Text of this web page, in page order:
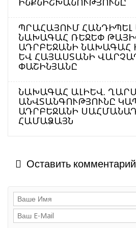
ՊՐԱՀԱՅՈՒՄ ՀԱՆԴԻՊԵԼ
ՆԱԽԱԳԱՀ ՌԵՋԵՓ
ԱԴՐԲԵՋԱՆԻ ՆԱԽԱԳԱՀ
ԵՎ ՀԱՅԱՍՏԱՆԻ
ՓԱՇԻՆՅԱՆԸ
ՆԱԽԱԳԱՀ ԱԼԻԵՎ.
ԱՆՎՏԱՆԳՈՒԹՅՈՒՆԸ
ԱԴՐԲԵՋԱՆԻ
ՀԱՄԱՁԱՅՆ
Оставить комментарий